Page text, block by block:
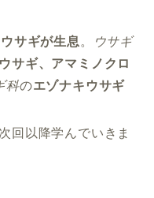
サギが生息 。
ウサギ
サギ、アマミノクロ
科のエゾナキウサギ
回以降学んでいきま